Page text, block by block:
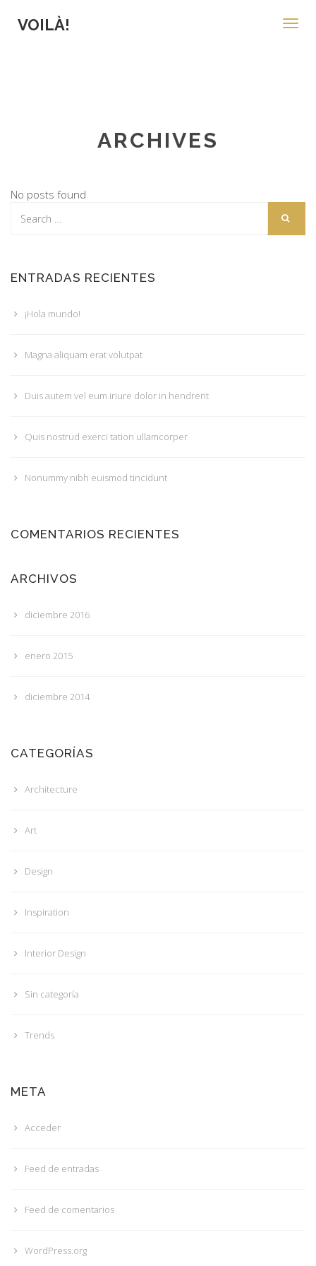
VOILÀ!
ARCHIVES
No posts found
ENTRADAS RECIENTES
¡Hola mundo!
Magna aliquam erat volutpat
Duis autem vel eum iriure dolor in hendrerit
Quis nostrud exerci tation ullamcorper
Nonummy nibh euismod tincidunt
COMENTARIOS RECIENTES
ARCHIVOS
diciembre 2016
enero 2015
diciembre 2014
CATEGORÍAS
Architecture
Art
Design
Inspiration
Interior Design
Sin categoría
Trends
META
Acceder
Feed de entradas
Feed de comentarios
WordPress.org